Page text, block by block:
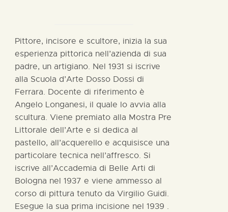
Pittore, incisore e scultore, inizia la sua
esperienza pittorica nell’azienda di sua
padre, un artigiano. Nel 1931 si iscrive
alla Scuola d’Arte Dosso Dossi di
Ferrara. Docente di riferimento è
Angelo Longanesi, il quale lo avvia alla
scultura. Viene premiato alla Mostra Pre
Littorale dell’Arte e si dedica al
pastello, all’acquerello e acquisisce una
particolare tecnica nell’affresco. Si
iscrive all’Accademia di Belle Arti di
Bologna nel 1937 e viene ammesso al
corso di pittura tenuto da Virgilio Guidi.
Esegue la sua prima incisione nel 1939 .